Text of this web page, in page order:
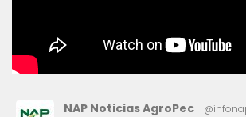
NAP Noticias AgroPec